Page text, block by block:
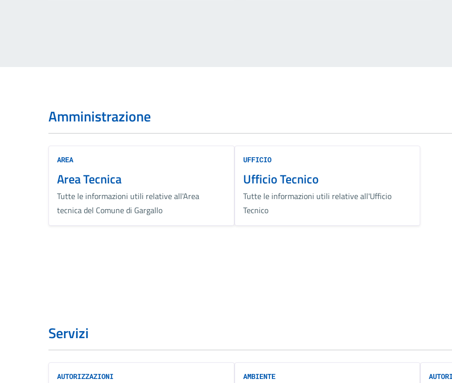
Amministrazione
AREA
Area Tecnica
Tutte le informazioni utili relative all'Area
tecnica del Comune di Gargallo
UFFICIO
Ufficio Tecnico
Tutte le informazioni utili relative all'Ufficio
Tecnico
Servizi
AUTORIZZAZIONI AMBIENTE